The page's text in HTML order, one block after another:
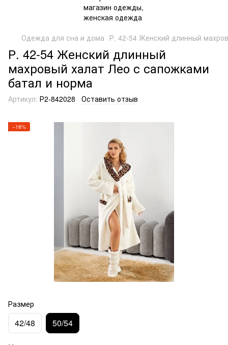
Одежда для сна и дома Р. 42-54 Женский длинный
Р. 42-54 Женский длинный
махровый халат Лео с сапожками
батал и норма
Артикул: Р2-842028 Оставить отзыв
−18%
Размер
42/48 50/54